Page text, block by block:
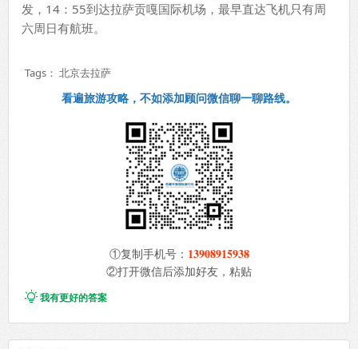
发，14：55到达拉萨贡嘎国际机场，最早直达飞机只有周
六周日有航班。
Tags： 北京去拉萨
看遍旅游攻略，不如添加顾问微信聊一聊路线。
①复制手机号： 13908915938
②打开微信后添加好友，粘贴
我有更好的答案